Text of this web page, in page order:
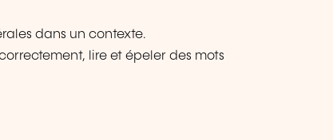
dans un contexte.
lire et épeler des mots